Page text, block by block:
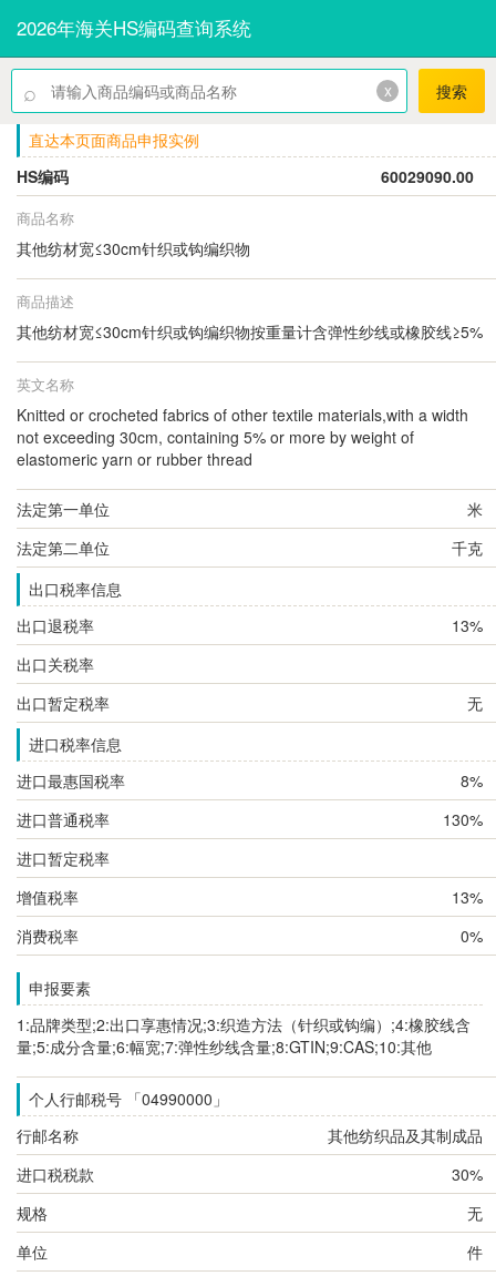
2026年海关HS编码查询系统
⌕ x 搜索
直达本页面商品申报实例
HS编码
60029090.00
商品名称
其他纺材宽≤30cm针织或钩编织物
商品描述
其他纺材宽≤30cm针织或钩编织物按重量计含弹性纱线或橡胶线≥5%
英文名称
Knitted or crocheted fabrics of other textile materials,with a width
not exceeding 30cm, containing 5% or more by weight of
elastomeric yarn or rubber thread
法定第一单位
米
法定第二单位
千克
出口税率信息
出口退税率
13%
出口关税率
出口暂定税率
无
进口税率信息
进口最惠国税率
8%
进口普通税率
130%
进口暂定税率
增值税率
13%
消费税率
0%
申报要素
1:品牌类型;2:出口享惠情况;3:织造方法（针织或钩编）;4:橡胶线含
量;5:成分含量;6:幅宽;7:弹性纱线含量;8:GTIN;9:CAS;10:其他
个人行邮税号 「04990000」
行邮名称
其他纺织品及其制成品
进口税税款
30%
规格
无
单位
件